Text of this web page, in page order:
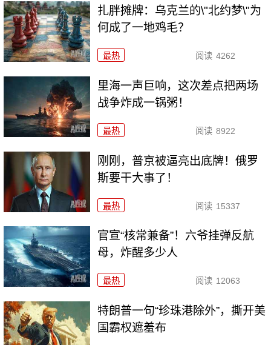
扎胖摊牌：乌克兰的\"北约梦\"为
何成了一地鸡毛？
最热 阅读 4262
里海一声巨响，这次差点把两场
战争炸成一锅粥！
最热 阅读 8922
刚刚，普京被逼亮出底牌！俄罗
斯要干大事了！
最热 阅读 15337
官宣“核常兼备”！六爷挂弹反航
母，炸醒多少人
最热 阅读 12063
特朗普一句“珍珠港除外”，撕开美
国霸权遮羞布